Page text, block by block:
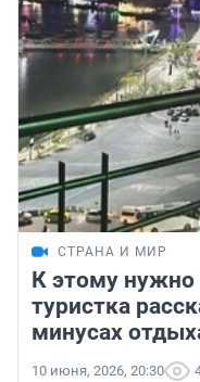
СТРАНА И МИР
К этому
туристка
минусах
10 июня, 2026, 20:30